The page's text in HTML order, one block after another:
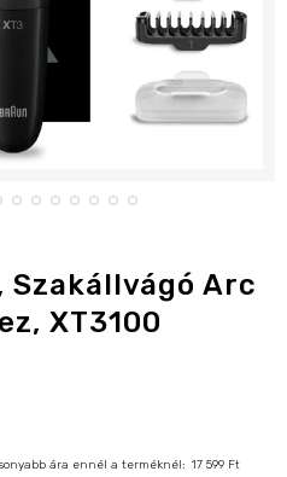
Szakállvágó Arc
XT3100
ára ennél a terméknél: 17 599 Ft